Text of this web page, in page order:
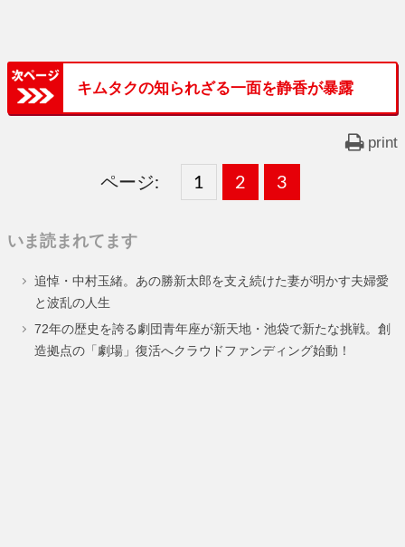
キムタクの知られざる一面を静香が暴露
print
ページ:
固
ー
ジ
1 ,
固
ー
ジ
2 ,
固
ー
ジ
3
いま読まれてます
追悼・中村玉緒。あの勝新太郎を支え続けた妻が明かす夫婦愛
と波乱の人生
72年の歴史を誇る劇団青年座が新天地・池袋で新たな挑戦。創
造拠点の「劇場」復活へクラウドファンディング始動！